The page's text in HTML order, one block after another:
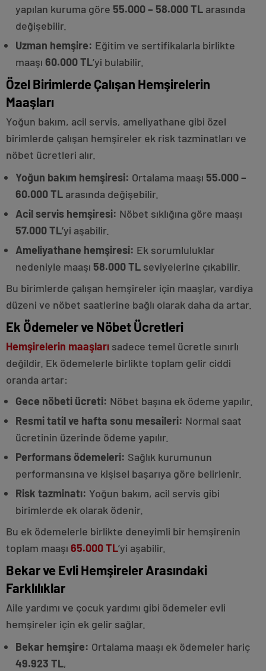
yapılan kuruma göre 55.000 – 58.000 TL arasında
değişebilir.
Uzman hemşire: Eğitim ve sertifikalarla birlikte
maaşı 60.000 TL’yi bulabilir.
Özel Birimlerde Çalışan Hemşirelerin
Maaşları
Yoğun bakım, acil servis, ameliyathane gibi özel
birimlerde çalışan hemşireler ek risk tazminatları ve
nöbet ücretleri alır.
Yoğun bakım hemşiresi: Ortalama maaşı 55.000 –
60.000 TL arasında değişebilir.
Acil servis hemşiresi: Nöbet sıklığına göre maaşı
57.000 TL’yi aşabilir.
Ameliyathane hemşiresi: Ek sorumluluklar
nedeniyle maaşı 58.000 TL seviyelerine çıkabilir.
Bu birimlerde çalışan hemşireler için maaşlar, vardiya
düzeni ve nöbet saatlerine bağlı olarak daha da artar.
Ek Ödemeler ve Nöbet Ücretleri
Hemşirelerin maaşları sadece temel ücretle sınırlı
değildir. Ek ödemelerle birlikte toplam gelir ciddi
oranda artar:
Gece nöbeti ücreti: Nöbet başına ek ödeme yapılır.
Resmi tatil ve hafta sonu mesaileri: Normal saat
ücretinin üzerinde ödeme yapılır.
Performans ödemeleri: Sağlık kurumunun
performansına ve kişisel başarıya göre belirlenir.
Risk tazminatı: Yoğun bakım, acil servis gibi
birimlerde ek olarak ödenir.
Bu ek ödemelerle birlikte deneyimli bir hemşirenin
toplam maaşı 65.000 TL’yi aşabilir.
Bekar ve Evli Hemşireler Arasındaki
Farklılıklar
Aile yardımı ve çocuk yardımı gibi ödemeler evli
hemşireler için ek gelir sağlar.
Bekar hemşire: Ortalama maaşı ek ödemeler hariç
49.923 TL,